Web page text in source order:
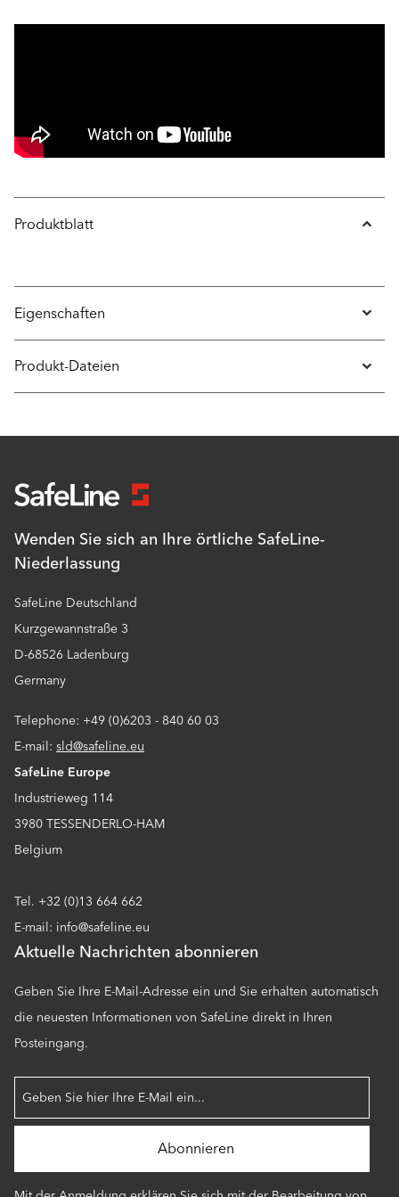
Produktblatt
Eigenschaften
Produkt-Dateien
Wenden Sie sich an Ihre örtliche SafeLine-
Niederlassung
SafeLine Deutschland
Kurzgewannstraße 3
D-68526 Ladenburg
Germany
Telephone: +49 (0)6203 - 840 60 03
E-mail: sld@safeline.eu
SafeLine Europe
Industrieweg 114
3980 TESSENDERLO-HAM
Belgium
Tel. +32 (0)13 664 662
E-mail: info@safeline.eu
Aktuelle Nachrichten abonnieren
Geben Sie Ihre E-Mail-Adresse ein und Sie erhalten automatisch
die neuesten Informationen von SafeLine direkt in Ihren
Posteingang.